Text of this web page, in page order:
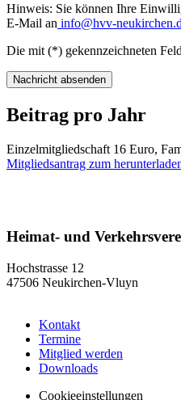
Hinweis: Sie können Ihre
E-Mail an info@hvv-
Die mit (*) gekennzeichneten
Nachricht absenden
Beitrag pro Jahr
Einzelmitgliedschaft 16 Euro,
Mitgliedsantrag zum
Heimat- und
Hochstrasse 12
47506 Neukirchen-Vluyn
Kontakt
Termine
Mitglied werden
Downloads
Cookieeinstellungen